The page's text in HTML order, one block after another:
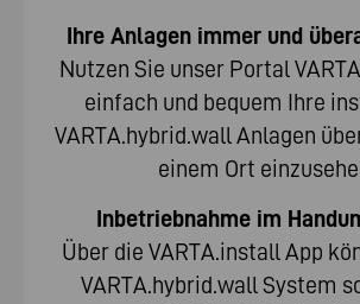
Ihre Anlagen immer und
Nutzen Sie unser Portal
einfach und bequem Ihre
VARTA.hybrid.wall Anlagen
einem Ort
Inbetriebnahme im
Über die VARTA.install App
VARTA.hybrid.wall System